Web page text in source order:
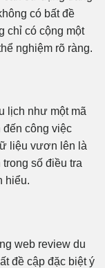
có bất đề
chỉ có cộng một
nghiệm rõ ràng.
lịch như một mã
đến công việc
liệu vươn lên là
số điều tra
hiểu.
web review du
đề cập đặc biệt ý